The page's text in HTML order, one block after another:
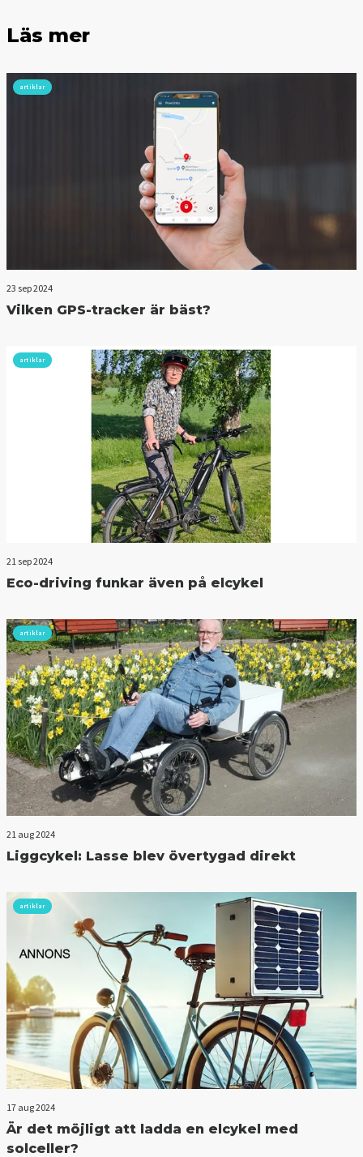
Läs mer
artiklar
23 sep 2024
Vilken GPS-tracker är bäst?
artiklar
21 sep 2024
Eco-driving funkar även på elcykel
artiklar
21 aug 2024
Liggcykel: Lasse blev övertygad direkt
artiklar
17 aug 2024
Är det möjligt att ladda en elcykel med
solceller?